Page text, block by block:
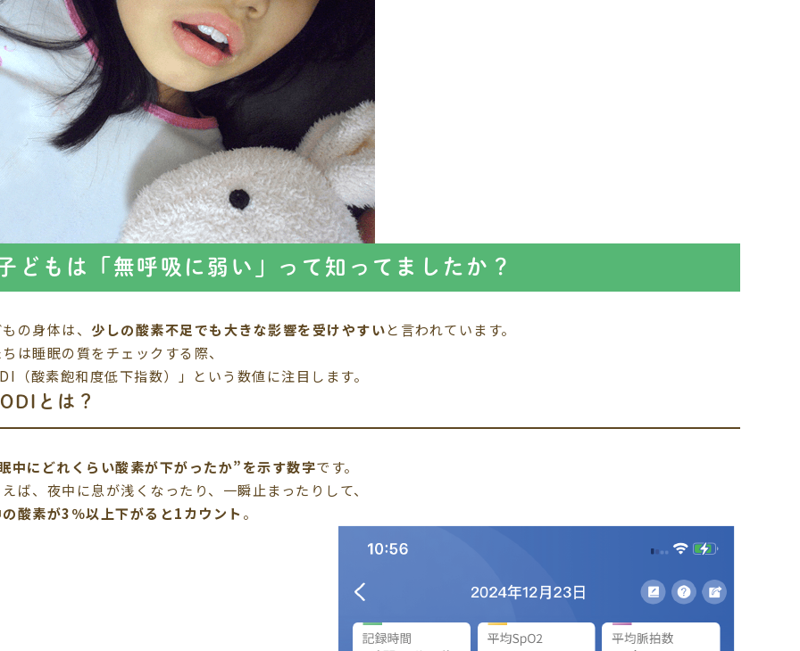
どもは「無呼吸に弱い」って知ってましたか？
の身体は、 少しの酸素不足でも大きな影響を受けやすいと言われています。
は睡眠の質をチェックする際、
（酸素飽和度低下指数）」という数値に注目します。
とは？
中にどれくらい酸素が下がったか”を示す数字です。
ば、夜中に息が浅くなったり、一瞬止まったりして、
酸素が3％以上下がると1カウント 。